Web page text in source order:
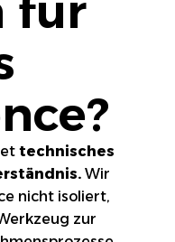
für
technisches
Wir
nicht isoliert,
zur